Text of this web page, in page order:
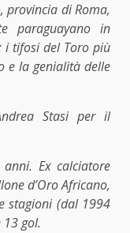
provincia di Roma,
paraguayano in
i tifosi del Toro più
e la genialità delle
Stasi per il
anni. Ex calciatore
d’Oro Africano,
stagioni (dal 1994
gol.